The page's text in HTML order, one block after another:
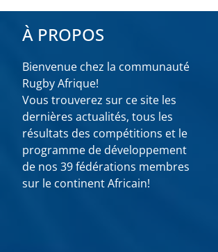
À PROPOS
Bienvenue chez la communauté
Rugby Afrique!
Vous trouverez sur ce site les
dernières actualités, tous les
résultats des compétitions et le
programme de développement
de nos 39 fédérations membres
sur le continent Africain!